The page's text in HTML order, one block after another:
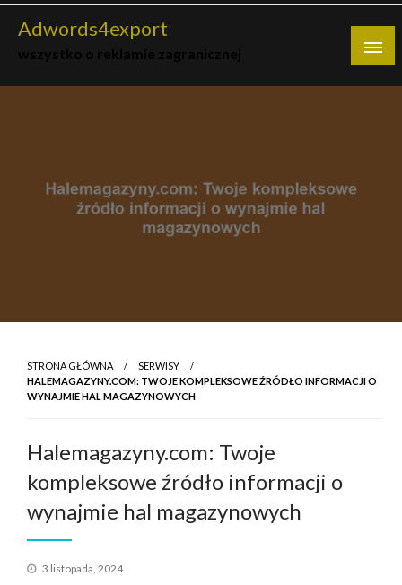
Skip
Adwords4export
STRONA GŁÓWNA
SERWISY
HALEMAGAZYNY.COM: TWOJE KOMPLEKSOWE ŹRÓDŁO INFORMACJI O
WYNAJMIE HAL MAGAZYNOWYCH
Halemagazyny.com: Twoje
kompleksowe źródło informacji o
wynajmie hal magazynowych
Opublikowane
3 listopada, 2024